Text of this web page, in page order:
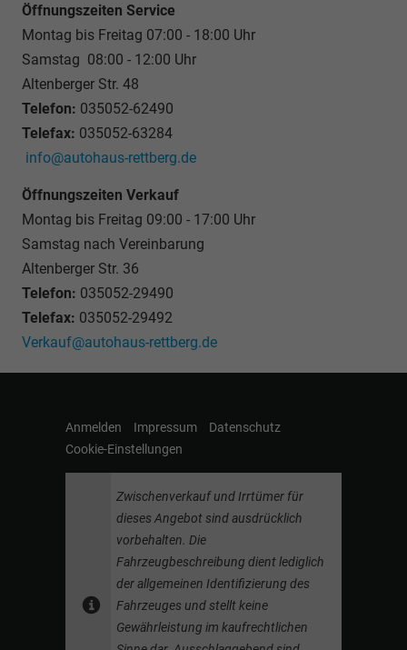
Öffnungszeiten Service
Montag bis Freitag 07:00 - 18:00 Uhr
Samstag 08:00 - 12:00 Uhr
Altenberger Str. 48
Telefon: 035052-62490
Telefax: 035052-63284
info@autohaus-rettberg.de
Öffnungszeiten Verkauf
Montag bis Freitag 09:00 - 17:00 Uhr
Samstag nach Vereinbarung
Altenberger Str. 36
Telefon: 035052-29490
Telefax: 035052-29492
Verkauf@autohaus-rettberg.de
Anmelden Impressum
Datenschutz
Cookie-Einstellungen
Zwischenverkauf und Irrtümer für
dieses Angebot sind ausdrücklich
vorbehalten. Die
Fahrzeugbeschreibung dient lediglich
der allgemeinen Identifizierung des
Fahrzeuges und stellt keine
Gewährleistung im kaufrechtlichen